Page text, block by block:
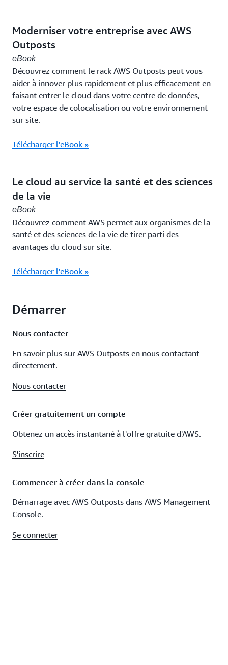
Moderniser votre entreprise avec AWS
Outposts
eBook
Découvrez comment le rack AWS Outposts peut vous
aider à innover plus rapidement et plus efficacement en
faisant entrer le cloud dans votre centre de données,
votre espace de colocalisation ou votre environnement
sur site.
Télécharger l'eBook »
Le cloud au service la santé et des sciences
de la vie
eBook
Découvrez comment AWS permet aux organismes de la
santé et des sciences de la vie de tirer parti des
avantages du cloud sur site.
Télécharger l'eBook »
Démarrer
Nous contacter
En savoir plus sur AWS Outposts en nous contactant
directement.
Nous contacter
Créer gratuitement un compte
Obtenez un accès instantané à l'offre gratuite d'AWS.
S'inscrire
Commencer à créer dans la console
Démarrage avec AWS Outposts dans AWS Management
Console.
Se connecter